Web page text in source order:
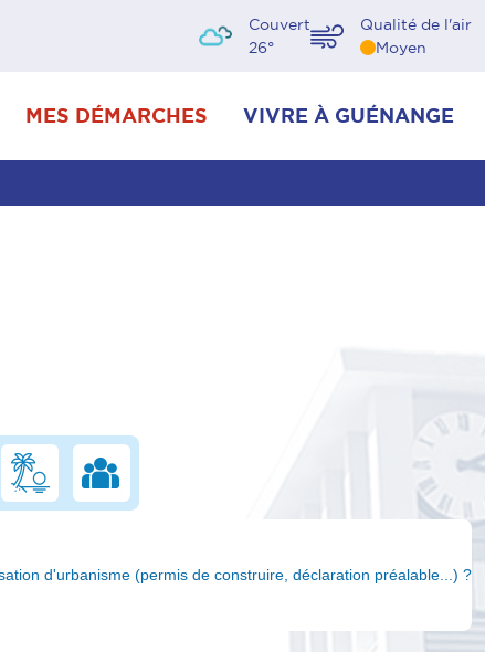
Couvert
26°
Qualité de l'air
Moyen
MES DÉMARCHES VIVRE À GUÉNANGE
d'urbanisme (permis de construire, déclaration préalable...) ?